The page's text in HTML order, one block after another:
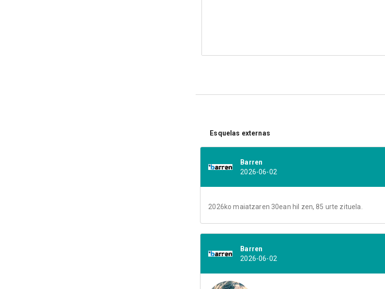
Esquelas externas
Barren
2026-06-02
2026ko maiatzaren 30ean hil zen, 85 urte zituela.
Barren
2026-06-02